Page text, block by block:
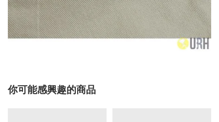
你可能感興趣的商品